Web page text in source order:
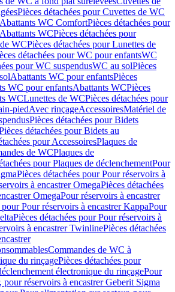
Pièces détachées pour Cuvettes de WC
Abattants WC ComfortPièces détachées pour
Abattants WCPièces détachées pour
WCPièces détachées pour Lunettes de
détachées pour WC pour enfantsWC
pour WC suspendusWC au solPièces
Abattants WC pour enfantsPièces
WC pour enfantsAbattants WCPièces
WCLunettes de WCPièces détachées pour
piedAvec rinçageAccessoiresMatériel de
Pièces détachées pour Bidets
détachées pour Bidets au
pour AccessoiresPlaques de
de WCPlaques de
pour Plaques de déclenchementPour
Pièces détachées pour Pour réservoirs à
à encastrer OmegaPièces détachées
OmegaPour réservoirs à encastrer
pour Pour réservoirs à encastrer KappaPour
Pièces détachées pour Pour réservoirs à
à encastrer TwinlinePièces détachées
Commandes de WC à
du rinçagePièces détachées pour
électronique du rinçagePour
pour réservoirs à encastrer Geberit Sigma